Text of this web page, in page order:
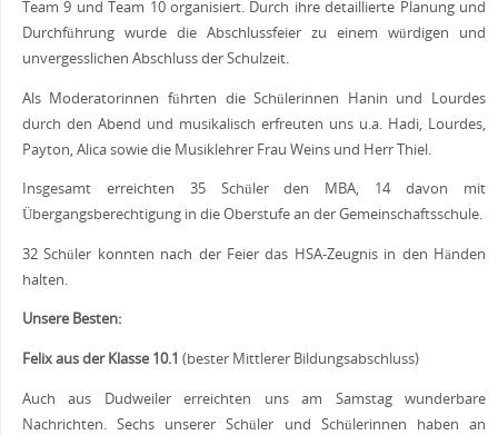
Team 9 und Team 10 organisiert. Durch ihre detaillierte Planung und
Durchführung wurde die Abschlussfeier zu einem würdigen und
unvergesslichen Abschluss der Schulzeit.
Als Moderatorinnen führten die Schülerinnen Hanin und Lourdes
durch den Abend und musikalisch erfreuten uns u.a. Hadi, Lourdes,
Payton, Alica sowie die Musiklehrer Frau Weins und Herr Thiel.
Insgesamt erreichten 35 Schüler den MBA, 14 davon mit
Übergangsberechtigung in die Oberstufe an der Gemeinschaftsschule.
32 Schüler konnten nach der Feier das HSA-Zeugnis in den Händen
halten.
Unsere Besten:
Felix aus der Klasse 10.1 (bester Mittlerer Bildungsabschluss)
Auch aus Dudweiler erreichten uns am Samstag wunderbare
Nachrichten. Sechs unserer Schüler und Schülerinnen haben an